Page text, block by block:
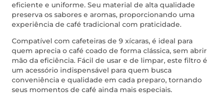
eficiente e uniforme. Seu material de alta qualidade
preserva os sabores e aromas, proporcionando uma
experiência de café tradicional com praticidade.
Compatível com cafeteiras de 9 xícaras, é ideal para
quem aprecia o café coado de forma clássica, sem abrir
mão da eficiência. Fácil de usar e de limpar, este filtro é
um acessório indispensável para quem busca
conveniência e qualidade em cada preparo, tornando
seus momentos de café ainda mais especiais.